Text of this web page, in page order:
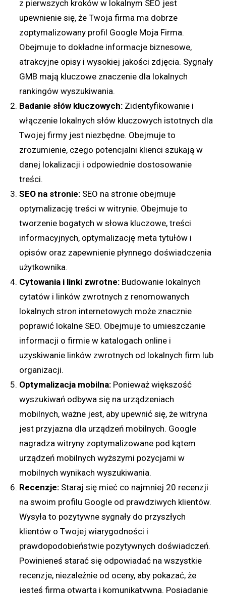
z pierwszych kroków w lokalnym SEO jest
upewnienie się, że Twoja firma ma dobrze
zoptymalizowany profil Google Moja Firma.
Obejmuje to dokładne informacje biznesowe,
atrakcyjne opisy i wysokiej jakości zdjęcia. Sygnały
GMB mają kluczowe znaczenie dla lokalnych
rankingów wyszukiwania.
Badanie słów kluczowych: Zidentyfikowanie i
włączenie lokalnych słów kluczowych istotnych dla
Twojej firmy jest niezbędne. Obejmuje to
zrozumienie, czego potencjalni klienci szukają w
danej lokalizacji i odpowiednie dostosowanie
treści.
SEO na stronie: SEO na stronie obejmuje
optymalizację treści w witrynie. Obejmuje to
tworzenie bogatych w słowa kluczowe, treści
informacyjnych, optymalizację meta tytułów i
opisów oraz zapewnienie płynnego doświadczenia
użytkownika.
Cytowania i linki zwrotne: Budowanie lokalnych
cytatów i linków zwrotnych z renomowanych
lokalnych stron internetowych może znacznie
poprawić lokalne SEO. Obejmuje to umieszczanie
informacji o firmie w katalogach online i
uzyskiwanie linków zwrotnych od lokalnych firm lub
organizacji.
Optymalizacja mobilna: Ponieważ większość
wyszukiwań odbywa się na urządzeniach
mobilnych, ważne jest, aby upewnić się, że witryna
jest przyjazna dla urządzeń mobilnych. Google
nagradza witryny zoptymalizowane pod kątem
urządzeń mobilnych wyższymi pozycjami w
mobilnych wynikach wyszukiwania.
Recenzje: Staraj się mieć co najmniej 20 recenzji
na swoim profilu Google od prawdziwych klientów.
Wysyła to pozytywne sygnały do przyszłych
klientów o Twojej wiarygodności i
prawdopodobieństwie pozytywnych doświadczeń.
Powinieneś starać się odpowiadać na wszystkie
recenzje, niezależnie od oceny, aby pokazać, że
jesteś firmą otwartą i komunikatywną. Posiadanie